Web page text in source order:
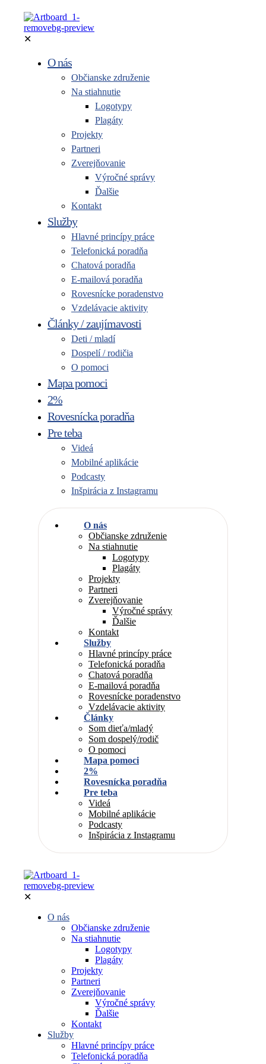
✕
O nás
Občianske združenie
Na stiahnutie
Logotypy
Plagáty
Projekty
Partneri
Zverejňovanie
Výročné správy
Ďalšie
Kontakt
Služby
Hlavné princípy práce
Telefonická poradňa
Chatová poradňa
E-mailová poradňa
Rovesnícke poradenstvo
Vzdelávacie aktivity
Články / zaujímavosti
Deti / mladí
Dospelí / rodičia
O pomoci
Mapa pomoci
2%
Rovesnícka poradňa
Pre teba
Videá
Mobilné aplikácie
Podcasty
Inšpirácia z Instagramu
O nás
Občianske združenie
Na stiahnutie
Logotypy
Plagáty
Projekty
Partneri
Zverejňovanie
Výročné správy
Ďalšie
Kontakt
Služby
Hlavné princípy práce
Telefonická poradňa
Chatová poradňa
E-mailová poradňa
Rovesnícke poradenstvo
Vzdelávacie aktivity
Články
Som dieťa/mladý
Som dospelý/rodič
O pomoci
Mapa pomoci
2%
Rovesnícka poradňa
Pre teba
Videá
Mobilné aplikácie
Podcasty
Inšpirácia z Instagramu
✕
O nás
Občianske združenie
Na stiahnutie
Logotypy
Plagáty
Projekty
Partneri
Zverejňovanie
Výročné správy
Ďalšie
Kontakt
Služby
Hlavné princípy práce
Telefonická poradňa